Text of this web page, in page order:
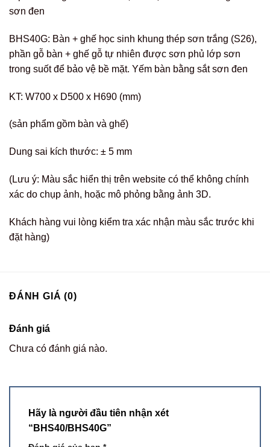
sơn đen
BHS40G: Bàn + ghế học sinh khung thép sơn trắng (S26),
phần gỗ bàn + ghế gỗ tự nhiên được sơn phủ lớp sơn
trong suốt để bảo vệ bề mặt. Yếm bàn bằng sắt sơn đen
KT: W700 x D500 x H690 (mm)
(sản phẩm gồm bàn và ghế)
Dung sai kích thước: ± 5 mm
(Lưu ý: Màu sắc hiển thị trên website có thể không chính
xác do chụp ảnh, hoặc mô phỏng bằng ảnh 3D.
Khách hàng vui lòng kiểm tra xác nhận màu sắc trước khi
đặt hàng)
ĐÁNH GIÁ (0)
Đánh giá
Chưa có đánh giá nào.
Hãy là người đầu tiên nhận xét
“BHS40/BHS40G”